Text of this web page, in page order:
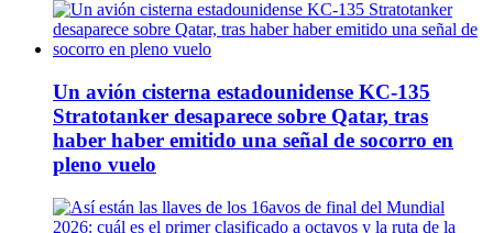
Un avión cisterna estadounidense KC-135
Stratotanker desaparece sobre Qatar, tras
haber haber emitido una señal de socorro en
pleno vuelo